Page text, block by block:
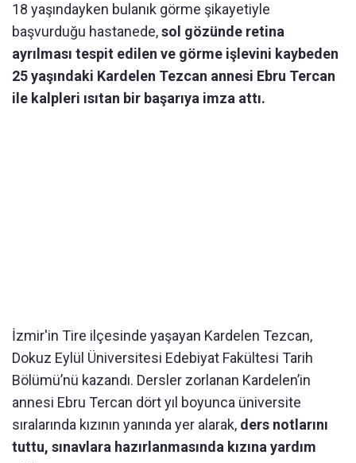
18 yaşındayken bulanık görme şikayetiyle
başvurduğu hastanede,sol gözünde retina
ayrılması tespit edilen ve görme işlevini kaybeden
25 yaşındaki Kardelen Tezcan annesi Ebru Tercan
ile kalpleri ısıtan bir başarıya imza attı.
İzmir'in Tire ilçesinde yaşayan Kardelen Tezcan,
Dokuz Eylül Üniversitesi Edebiyat Fakültesi Tarih
Bölümü’nü kazandı. Dersler zorlanan Kardelen’in
annesi Ebru Tercan dört yıl boyunca üniversite
sıralarında kızının yanında yer alarak, ders notlarını
tuttu, sınavlara hazırlanmasında kızına yardım